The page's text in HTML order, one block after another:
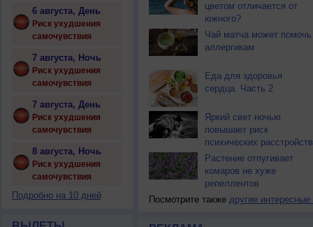
6 августа, День
Риск ухудшения
самочувствия
7 августа, Ночь
Риск ухудшения
самочувствия
7 августа, День
Риск ухудшения
самочувствия
8 августа, Ночь
Риск ухудшения
самочувствия
Подробно на 10 дней
цветом отличается от
южного?
Чай матча может помочь
аллергикам
Еда для здоровья
сердца. Часть 2
Яркий свет ночью
повышает риск
психических расстройств
Растение отпугивает
комаров не хуже
репеллентов
Посмотрите также другие интересные